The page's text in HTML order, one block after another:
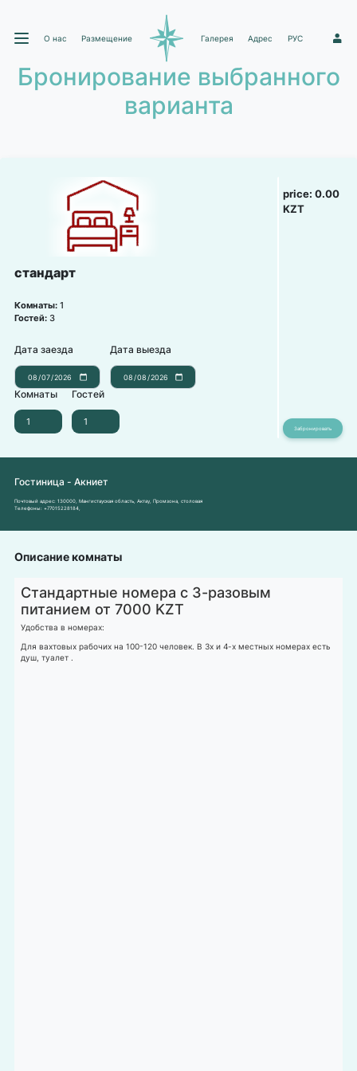
О нас Размещение Галерея Адрес РУС 1
Бронирование выбранного
варианта
стандарт
Комнаты: 1
Гостей: 3
Дата заезда Дата выезда
Комнаты Гостей
price:0.00
KZT
Гостиница - Акниет
Почтовый адрес: 130000, Мангистауская область, Актау, Промзона, столовая
Телефоны: +77015228184
Описание комнаты